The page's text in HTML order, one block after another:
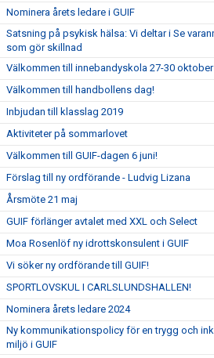
Nominera årets ledare i GUIF
Satsning på psykisk hälsa: Vi deltar i Se
som gör skillnad
Välkommen till innebandyskola 27-30 oktober
Välkommen till handbollens dag!
Inbjudan till klasslag 2019
Aktiviteter på sommarlovet
Välkommen till GUIF-dagen 6 juni!
Förslag till ny ordförande - Ludvig Lizana
Årsmöte 21 maj
GUIF förlänger avtalet med XXL och Select
Moa Rosenlöf ny idrottskonsulent i GUIF
Vi söker ny ordförande till GUIF!
SPORTLOVSKUL I CARLSLUNDSHALLEN!
Nominera årets ledare 2024
Ny kommunikationspolicy för en trygg och
miljö i GUIF